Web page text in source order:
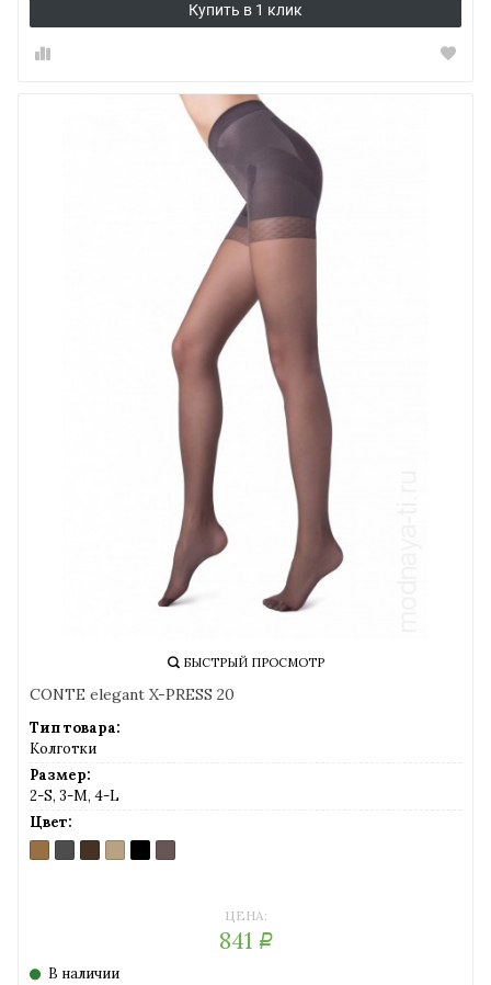
Купить в 1 клик
БЫСТРЫЙ ПРОСМОТР
CONTE elegant X-PRESS 20
Тип товара:
Колготки
Размер:
2-S, 3-M, 4-L
Цвет:
BRONZ
(бронзовый)
GRAFITE
(темно-
MOCCA
(темный
NATURAL
(солнечный
NERO
(черный)
SHADE
(серо-
ЦЕНА:
841 Р
В наличии